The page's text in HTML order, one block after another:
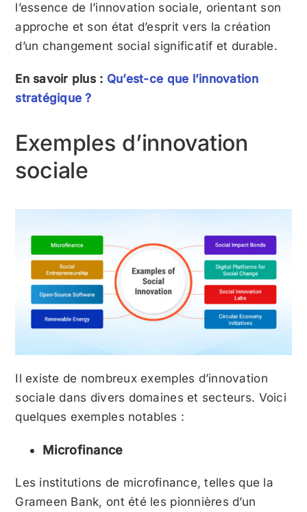
l’essence de l’innovation sociale, orientant son
approche et son état d’esprit vers la création
d’un changement social significatif et durable.
En savoir plus : Qu’est-ce que l’innovation
stratégique ?
Exemples d’innovation
sociale
Il existe de nombreux exemples d’innovation
sociale dans divers domaines et secteurs. Voici
quelques exemples notables :
Microfinance
Les institutions de microfinance, telles que la
Grameen Bank, ont été les pionnières d’un